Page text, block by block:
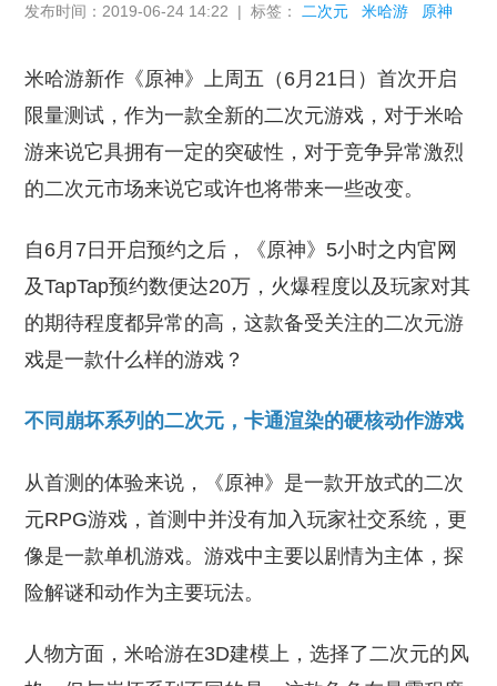
发布时间：2019-06-24 14:22 | 标签： 二次元 米哈游 原神
米哈游新作《原神》上周五（6月21日）首次开启
限量测试，作为一款全新的二次元游戏，对于米哈
游来说它具拥有一定的突破性，对于竞争异常激烈
的二次元市场来说它或许也将带来一些改变。
自6月7日开启预约之后，《原神》5小时之内官网
及TapTap预约数便达20万，火爆程度以及玩家对其
的期待程度都异常的高，这款备受关注的二次元游
戏是一款什么样的游戏？
不同崩坏系列的二次元，卡通渲染的硬核动作游戏
从首测的体验来说，《原神》是一款开放式的二次
元RPG游戏，首测中并没有加入玩家社交系统，更
像是一款单机游戏。游戏中主要以剧情为主体，探
险解谜和动作为主要玩法。
人物方面，米哈游在3D建模上，选择了二次元的风